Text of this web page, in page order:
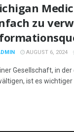
zu
AUGUST 6, 2024
Gesellschaft, in
ist es